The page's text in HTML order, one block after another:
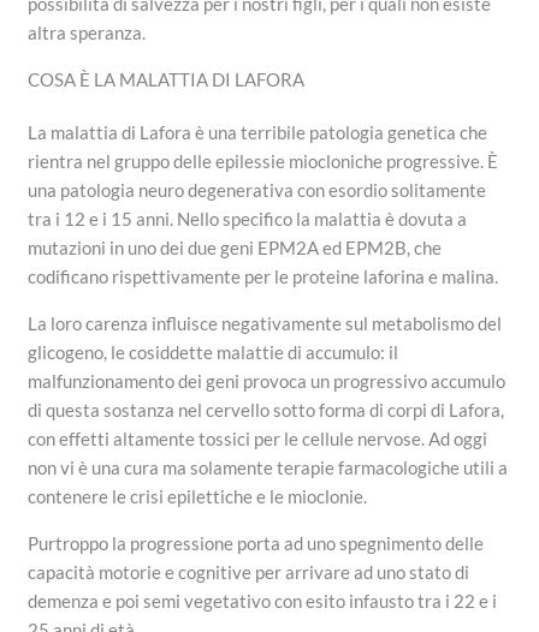
altra speranza.
COSA È LA MALATTIA DI LAFORA
La malattia di Lafora è una terribile patologia genetica che
rientra nel gruppo delle epilessie miocloniche progressive. È
una patologia neuro degenerativa con esordio solitamente
tra i 12 e i 15 anni. Nello specifico la malattia è dovuta a
mutazioni in uno dei due geni EPM2A ed EPM2B, che
codificano rispettivamente per le proteine laforina e malina.
La loro carenza influisce negativamente sul metabolismo del
glicogeno, le cosiddette malattie di accumulo: il
malfunzionamento dei geni provoca un progressivo accumulo
di questa sostanza nel cervello sotto forma di corpi di Lafora,
con effetti altamente tossici per le cellule nervose. Ad oggi
non vi è una cura ma solamente terapie farmacologiche utili a
contenere le crisi epilettiche e le mioclonie.
Purtroppo la progressione porta ad uno spegnimento delle
capacità motorie e cognitive per arrivare ad uno stato di
demenza e poi semi vegetativo con esito infausto tra i 22 e i